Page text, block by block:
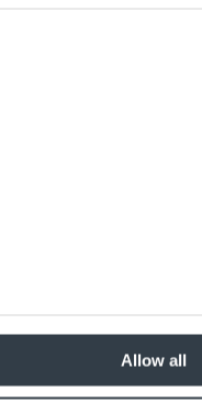
Allow all